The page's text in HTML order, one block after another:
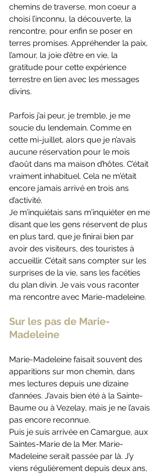
chemins de traverse, mon coeur a
choisi l’inconnu, la découverte, la
rencontre, pour enfin se poser en
terres promises. Appréhender la paix,
l’amour, la joie d’être en vie, la
gratitude pour cette expérience
terrestre en lien avec les messages
divins.
Parfois j’ai peur, je tremble, je me
soucie du lendemain. Comme en
cette mi-juillet, alors que je n’avais
aucune réservation pour le mois
d’août dans ma maison d’hôtes. C’était
vraiment inhabituel. Cela ne m’était
encore jamais arrivé en trois ans
d’activité.
Je m’inquiétais sans m’inquiéter en me
disant que les gens réservent de plus
en plus tard, que je finirai bien par
avoir des visiteurs, des touristes à
accueillir. C’était sans compter sur les
surprises de la vie, sans les facéties
du plan divin. Je vais vous raconter
ma rencontre avec Marie-madeleine.
Sur les pas de Marie-
Madeleine
Marie-Madeleine faisait souvent des
apparitions sur mon chemin, dans
mes lectures depuis une dizaine
d’années. J’avais bien été à la Sainte-
Baume ou à Vezelay, mais je ne l’avais
pas encore reconnue.
Puis je suis arrivée en Camargue, aux
Saintes-Marie de la Mer. Marie-
Madeleine serait passée par là. J’y
viens régulièrement depuis deux ans,